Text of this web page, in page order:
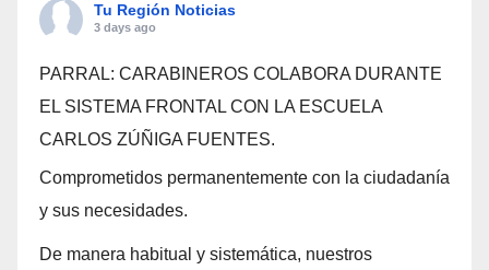
Tu Región Noticias
3 days ago
PARRAL: CARABINEROS COLABORA DURANTE
EL SISTEMA FRONTAL CON LA ESCUELA
CARLOS ZÚÑIGA FUENTES.
Comprometidos permanentemente con la ciudadanía
y sus necesidades.
De manera habitual y sistemática, nuestros